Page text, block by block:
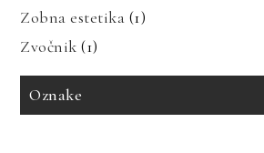
Zobna estetika (1)
Zvočnik (1)
Oznake